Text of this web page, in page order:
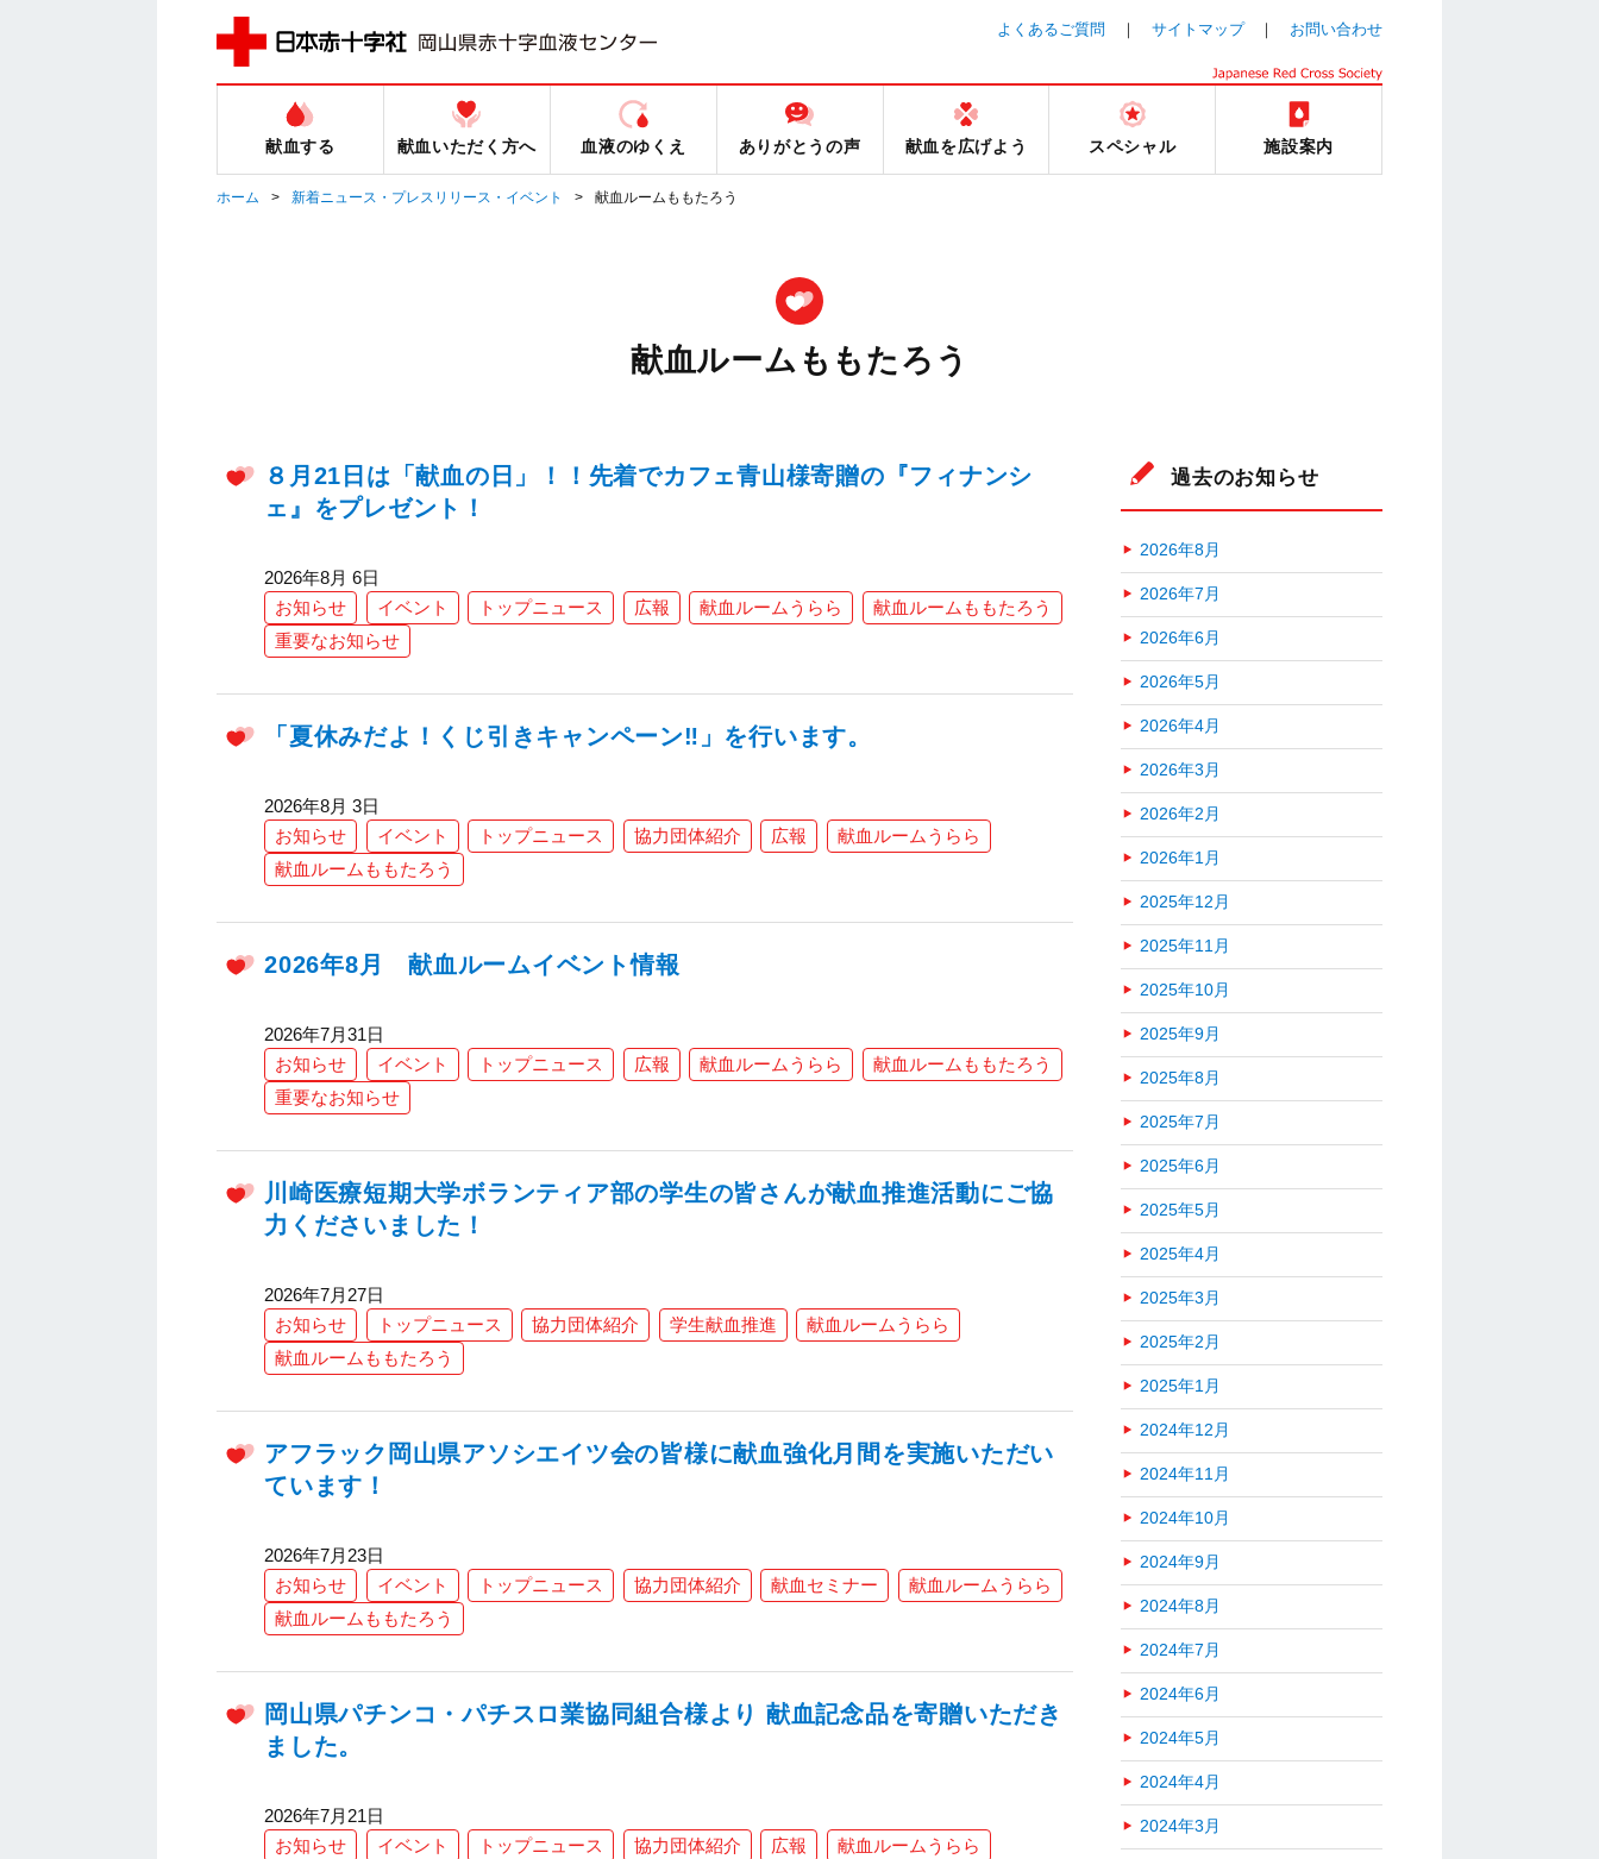
よくあるご質問 サイトマップ お問い合わせ
献血する 献血いただく方へ 血液のゆくえ ありがとうの声 献血を広げよう スペシャル 施設案内
ホーム 新着ニュース・プレスリリース・イベント 献血ルームももたろう
献血ルームももたろう
８月21日は「献血の日」！！先着でカフェ青山様寄贈の『フィナンシ
ェ』をプレゼント！
2026年8月 6日
お知らせ
イベント トップニュース 広報 献血ルームうらら
献血ルームももたろう
重要なお知らせ
「夏休みだよ！くじ引きキャンペーン‼」を行います。
2026年8月 3日
お知らせ
イベント トップニュース 協力団体紹介 広報
献血ルームうらら
献血ルームももたろう
2026年8月 献血ルームイベント情報
2026年7月31日
お知らせ
イベント トップニュース 広報 献血ルームうらら
献血ルームももたろう
重要なお知らせ
川崎医療短期大学ボランティア部の学生の皆さんが献血推進活動にご協
力くださいました！
2026年7月27日
お知らせ
トップニュース 協力団体紹介 学生献血推進
献血ルームうらら
献血ルームももたろう
アフラック岡山県アソシエイツ会の皆様に献血強化月間を実施いただい
ています！
2026年7月23日
お知らせ
イベント トップニュース 協力団体紹介 献血セミナー
献血ルームうらら
献血ルームももたろう
岡山県パチンコ・パチスロ業協同組合様より 献血記念品を寄贈いただき
ました。
2026年7月21日
お知らせ
イベント トップニュース 協力団体紹介 広報
献血ルームうらら
過去のお知らせ
2026年8月
2026年7月
2026年6月
2026年5月
2026年4月
2026年3月
2026年2月
2026年1月
2025年12月
2025年11月
2025年10月
2025年9月
2025年8月
2025年7月
2025年6月
2025年5月
2025年4月
2025年3月
2025年2月
2025年1月
2024年12月
2024年11月
2024年10月
2024年9月
2024年8月
2024年7月
2024年6月
2024年5月
2024年4月
2024年3月